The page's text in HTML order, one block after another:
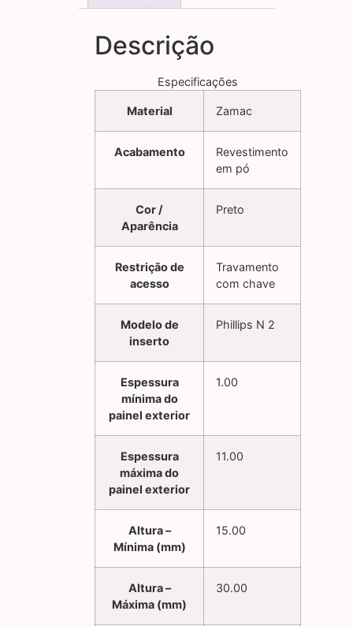
Descrição
Especificações
Material Zamac
Acabamento
Revestimento
em pó
Cor /
Aparência
Preto
Restrição de
acesso
Travamento
com chave
Modelo de
inserto
Phillips N 2
Espessura
mínima do
painel exterior
1.00
Espessura
máxima do
painel exterior
11.00
Altura –
Mínima (mm)
15.00
Altura –
Máxima (mm)
30.00